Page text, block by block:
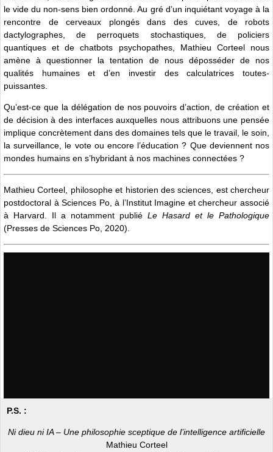
le vide du non-sens bien ordonné. Au gré d’un inquiétant voyage à la
rencontre de cerveaux plongés dans des cuves, de robots
dactylographes, de perroquets stochastiques, de policiers
quantiques et de chatbots psychopathes, Mathieu Corteel nous
amène à questionner la tentation de nous déposséder de nos
qualités humaines et d’en investir des calculatrices toutes-
puissantes.
Qu’est-ce que la délégation de nos pouvoirs d’action, de création et
de décision à des interfaces auxquelles nous attribuons une pensée
implique concrètement dans des domaines tels que le travail, le soin,
la surveillance, le vote ou encore l’éducation ? Que deviennent nos
mondes humains en s’hybridant à nos machines connectées ?
Mathieu Corteel, philosophe et historien des sciences, est chercheur
postdoctoral à Sciences Po, à l’Institut Imagine et chercheur associé
à Harvard. Il a notamment publié Le Hasard et le Pathologique
(Presses de Sciences Po, 2020).
P.S. :
Ni dieu ni IA – Une philosophie sceptique de l’intelligence artificielle
Mathieu Corteel